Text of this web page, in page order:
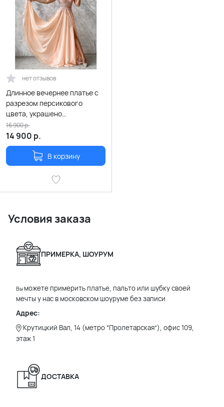
нет отзывов
Длинное вечернее платье с
разрезом персикового
цвета, украшено
кристаллами и кружевом
14 900 р.
16 900р.
В корзину
Условия заказа
ПРИМЕРКА, ШОУРУМ
Вы можете примерить платье, пальто или шубку своей
мечты у нас в московском шоуруме без записи
Адрес:
Крутицкий Вал, 14 (метро “Пролетарская”), офис 109,
этаж 1
ДОСТАВКА